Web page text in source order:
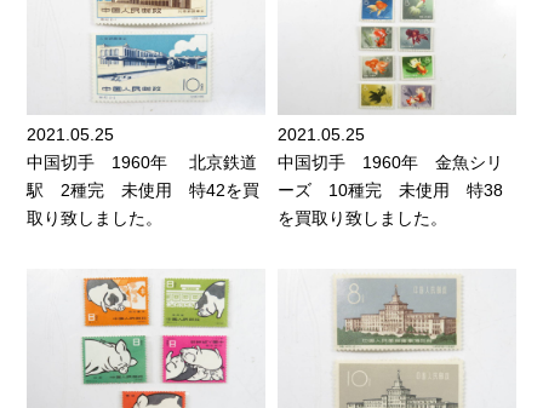
2021.05.25
中国切手 1960年 北京鉄道
駅 2種完 未使用 特42を買
取り致しました。
2021.05.25
中国切手 1960年 金魚シリ
ーズ 10種完 未使用 特38
を買取り致しました。